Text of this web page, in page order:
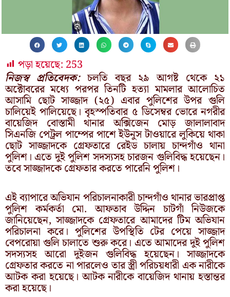
পড়া হয়েছে: 253
নিজস্ব প্রতিবেদক:চলতি বছর ২৯ আগষ্ট থেকে ২১
অক্টোবরের মধ্যে পরপর তিনটি হত্যা মামলার আলোচিত
আসামি ছোট সাজ্জাদ (২৫) এবার পুলিশের উপর গুলি
চালিয়েই পালিয়েছে। বৃহস্পতিবার ৫ ডিসেম্বর ভোরে নগরীর
বায়েজিদ বোস্তামী থানার অক্সিজেন মোড় জালালাবাদ
সিএনজি পেট্রল পাম্পের পাশে ইউনুস টাওয়ারে লুকিয়ে থাকা
ছোট সাজ্জাদকে গ্রেফতারে রেইড চালায় চান্দগাঁও থানা
পুলিশ। এতে দুই পুলিশ সদস্যসহ চারজন গুলিবিদ্ধ হয়েছেন।
তবে সাজ্জাদকে গ্রেফতার করতে পারেনি পুলিশ।
এই ব্যাপারে অভিযান পরিচালনাকারী চান্দগাঁও থানার ভারপ্রাপ্ত
পুলিশ কর্মকর্তা মো. আফতাব উদ্দিন চাটগাঁ নিউজকে
জানিয়েছেন, সাজ্জাদকে গ্রেফতারে আমাদের টিম অভিযান
পরিচালনা করে। পুলিশের উপস্থিতি টের পেয়ে সাজ্জাদ
বেপরোয়া গুলি চালাতে শুরু করে। এতে আমাদের দুই পুলিশ
সদস্যসহ আরো দুইজন গুলিবিদ্ধ হয়েছেন। সাজ্জাদকে
গ্রেফতার করতে না পারলেও তার স্ত্রী পরিচয়ধারী এক নারীকে
আটক করা হয়েছে। আটক নারীকে বায়েজিদ থানায় হস্তান্তর
করা হয়েছে।